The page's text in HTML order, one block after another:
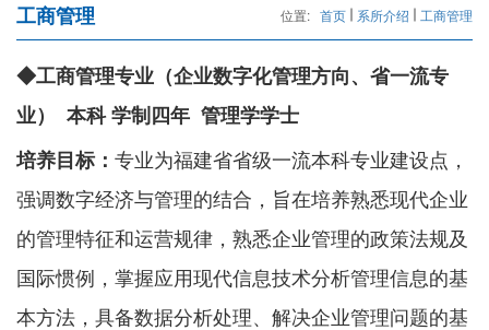
工商管理 位置: 首页 系所介绍 工商管理
◆工商管理专业（企业数字化管理方向、省一流专
业） 本科 学制四年 管理学学士
培养目标： 专业为福建省省级一流本科专业建设点，
强调数字经济与管理的结合，旨在培养熟悉现代企业
的管理特征和运营规律，熟悉企业管理的政策法规及
国际惯例，掌握应用现代信息技术分析管理信息的基
本方法，具备数据分析处理、解决企业管理问题的基